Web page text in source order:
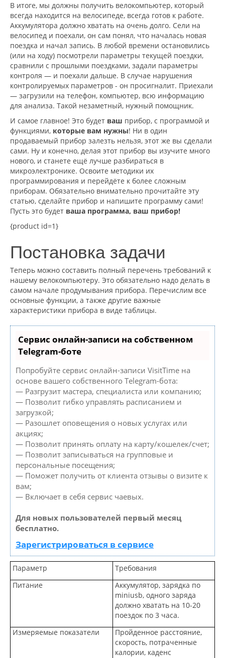
В итоге, мы должны получить велокомпьютер, который
всегда находится на велосипеде, всегда готов к работе.
Аккумулятора должно хватать на очень долго. Сели на
велосипед и поехали, он сам понял, что началась новая
поездка и начал запись. В любой времени остановились
(или на ходу) посмотрели параметры текущей поездки,
сравнили с прошлыми поездками, задали параметры
контроля — и поехали дальше. В случае нарушения
контролируемых параметров - он просигналит. Приехали
— загрузили на телефон, компьютер, всю информацию
для анализа. Такой незаметный, нужный помощник.
И самое главное! Это будет ваш прибор, с программой и
функциями, которые вам нужны! Ни в один
продаваемый прибор залезть нельзя, этот же вы сделали
сами. Ну и конечно, делая этот прибор вы изучите много
нового, и станете ещё лучше разбираться в
микроэлектронике. Освоите методики их
программирования и перейдёте к более сложным
приборам. Обязательно внимательно прочитайте эту
статью, сделайте прибор и напишите программу сами!
Пусть это будет ваша программа, ваш прибор!
{product id=1}
Постановка задачи
Теперь можно составить полный перечень требований к
нашему велокомпьютеру. Это обязательно надо делать в
самом начале продумывания прибора. Перечислим все
основные функции, а также другие важные
характеристики прибора в виде таблицы.
Сервис онлайн-записи на собственном
Telegram-боте
Попробуйте сервис онлайн-записи VisitTime на
основе вашего собственного Telegram-бота:
— Разгрузит мастера, специалиста или компанию;
— Позволит гибко управлять расписанием и
загрузкой;
— Разошлет оповещения о новых услугах или
акциях;
— Позволит принять оплату на карту/кошелек/счет;
— Позволит записываться на групповые и
персональные посещения;
— Поможет получить от клиента отзывы о визите к
вам;
— Включает в себя сервис чаевых.
Для новых пользователей первый месяц
бесплатно.
Зарегистрироваться в сервисе
Параметр
Требования
Питание
Аккумулятор, зарядка по
miniusb, одного заряда
должно хватать на 10-20
поездок по 3 часа.
Измеряемые показатели
Пройденное расстояние,
скорость, потраченные
калории, каденс